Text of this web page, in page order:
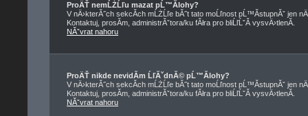
ProÄŤ nemĹŻĹľu mazat pĹ™Ă­lohy?
V nÄ›kterĂ˝ch sekcĂ­ch mĹŻĹľe bĂ˝t tato moĹľnost pĹ™Ă­stupnĂˇ jen
Kontaktuj, prosĂ­m, administrĂˇtora/ku fĂłra pro bliĹľĹˇĂ­ vysvÄ›tlenĂ­.
NĂˇvrat nahoru
ProÄŤ nikde nevidĂ­m ĹľĂˇdnĂ© pĹ™Ă­lohy?
V nÄ›kterĂ˝ch sekcĂ­ch mĹŻĹľe bĂ˝t tato moĹľnost pĹ™Ă­stupnĂˇ jen
Kontaktuj, prosĂ­m, administrĂˇtora/ku fĂłra pro bliĹľĹˇĂ­ vysvÄ›tlenĂ­.
NĂˇvrat nahoru